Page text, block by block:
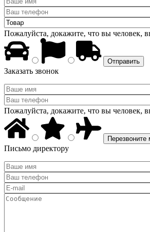
Пожалуйста, докажите, что вы человек,
Заказать звонок
Пожалуйста, докажите, что вы человек,
Письмо директору